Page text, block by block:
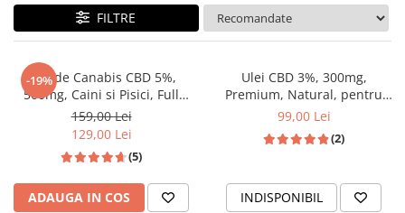
FILTRE
-19%
Ulei de Canabis CBD 5%,
500mg, Caini si Pisici, Full
Spectrum, Medicanah, Aroma
Sunca, 10ml
159,00 Lei
129,00 Lei
(5)
ADAUGA IN COS
Ulei CBD 3%, 300mg,
Premium, Natural, pentru
Pisici, 10ml
99,00 Lei
(2)
INDISPONIBIL